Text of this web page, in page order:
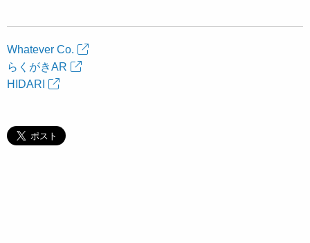
Whatever Co.
らくがきAR
HIDARI